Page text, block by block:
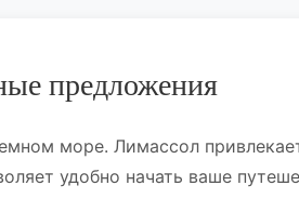
предложения
море. Лимассол
удобно начать ваше